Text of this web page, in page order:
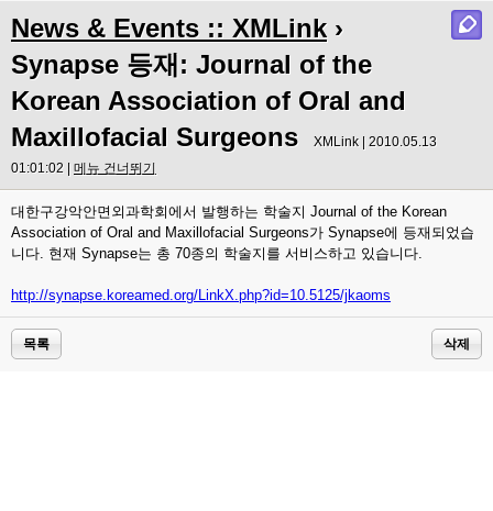
News & Events :: XMLink ›
Synapse 등재: Journal of the
Korean Association of Oral and
Maxillofacial Surgeons
XMLink | 2010.05.13
01:01:02 | 메뉴 건너뛰기
대한구강악안면외과학회에서 발행하는 학술지 Journal of the Korean
Association of Oral and Maxillofacial Surgeons가 Synapse에 등재되었습
니다. 현재 Synapse는 총 70종의 학술지를 서비스하고 있습니다.
http://synapse.koreamed.org/LinkX.php?id=10.5125/jkaoms
목록 삭제